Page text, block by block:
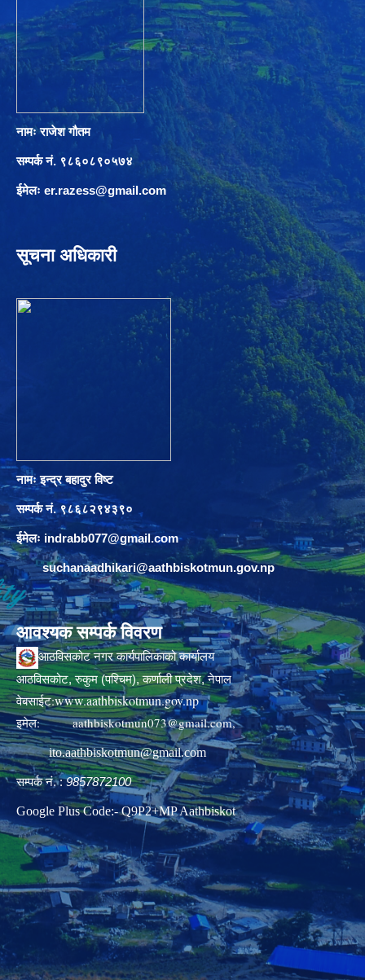
नामः राजेश गौतम
सम्पर्क नं. ९८६०८९०५७४
ईमेलः er.razess@gmail.com
सूचना अधिकारी
नामः इन्द्र बहादुर विष्ट
सम्पर्क नं. ९८६८२९४३९०
ईमेलः indrabb077@gmail.com
suchanaadhikari@aathbiskotmun.gov.np
आवश्यक सम्पर्क विवरण
आठविसकोट नगर कार्यपालिकाको कार्यालय
आठविसकोट, रुकुम (पश्चिम), कर्णाली प्रदेश, नेपाल
वेबसाईट:www.aathbiskotmun.gov.np
इमेल:aathbiskotmun073@gmail.com,
ito.aathbiskotmun@gmail.com
सम्पर्क नं. :9857872100
Google Plus Code:- Q9P2+MP Aathbiskot